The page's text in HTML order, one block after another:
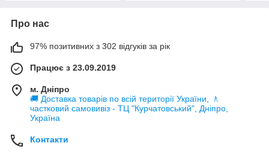
Про нас
97% позитивних з 302 відгуків за рік
Працює з 23.09.2019
м. Дніпро
🚚 Доставка товарів по всій території України, 🚶
частковий самовивіз - ТЦ "Курчатовський", Дніпро,
Україна
Контакти